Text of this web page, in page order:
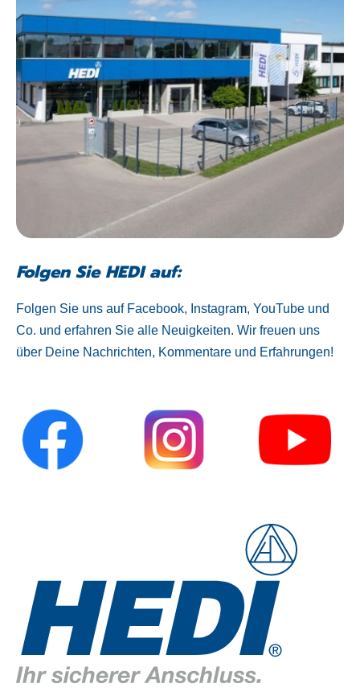
Folgen Sie HEDI auf:
Folgen Sie uns auf Facebook, Instagram, YouTube und
Co. und erfahren Sie alle Neuigkeiten. Wir freuen uns
über Deine Nachrichten, Kommentare und Erfahrungen!